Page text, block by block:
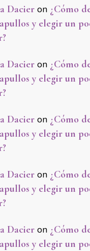
Dacier on ¿Cómo
y elegir un
Dacier on ¿Cómo
y elegir un
Dacier on ¿Cómo
y elegir un
Dacier on ¿Cómo
y elegir un
Dacier on ¿Cómo
y elegir un